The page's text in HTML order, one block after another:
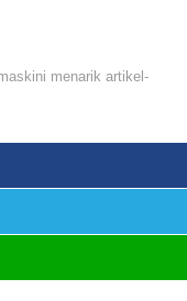
menarik artikel-